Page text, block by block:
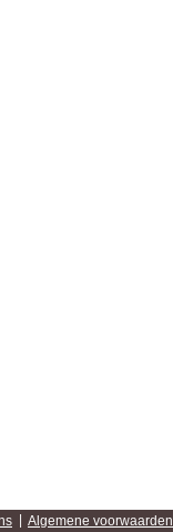
Algemene voorwaarden